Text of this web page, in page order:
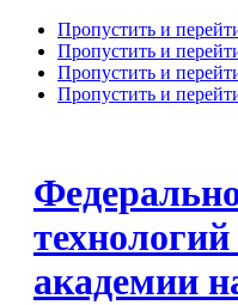
Пропустить и
Пропустить и
Пропустить и
Пропустить и
академии